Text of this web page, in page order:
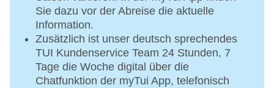
Sie dazu vor der Abreise die aktuelle
Information.
Zusätzlich ist unser deutsch sprechendes
TUI Kundenservice Team 24 Stunden, 7
Tage die Woche digital über die
Chatfunktion der myTui App, telefonisch